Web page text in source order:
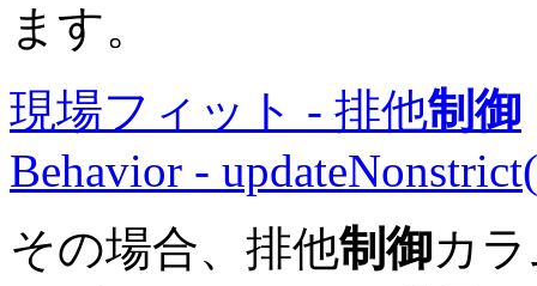
ます。
現場フィット - 排他制御
Behavior -
その場合、排他制御カ